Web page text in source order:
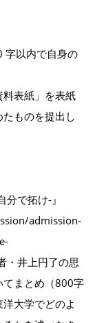
字以内で自身の
料表紙」を表紙
ものを提出し
で拓け-』
admission-
・井上円了の思
てまとめ（800字
大学でどのよ